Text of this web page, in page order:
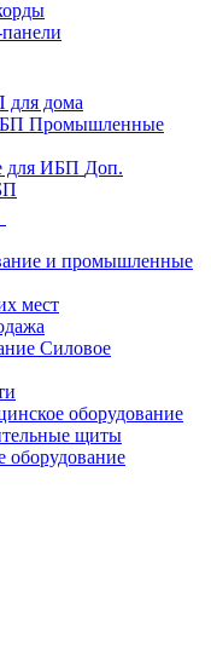
дома
Промышленные
Доп.
и промышленные
мест
Силовое
оборудование
щиты
оборудование